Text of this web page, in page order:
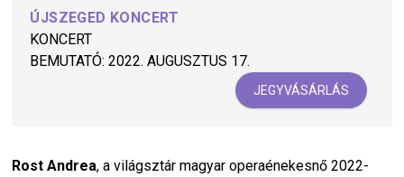
ÚJSZEGED KONCERT
KONCERT
BEMUTATÓ: 2022. AUGUSZTUS 17.
JEGYVÁSÁRLÁS
Rost Andrea, a világsztár magyar operaénekesnő 2022-